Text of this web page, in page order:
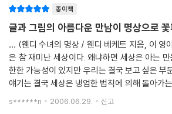
는 부지불식간에 버려지는 것이다. 그런 힘든 시
중하기란 너무 어렵다. 그런 의미에서, 모네의 이
라 혼자 아이들을 책임져야 했다. 모네는 그 상황
을 피해보려 하고 있지만, 그것은 이타적으로 훌
는 자신을 잊고 아내의 얼굴에 희미하게 비치는
종이책
글과 그림의 아름다운 만남이 명상으로
… (웬디 수녀의 명상 / 웬디 베케트 지음, 이 영아 옮
은 참 재미난 세상이다. 왜냐하면 세상은 아는
한한 가능성이 있지만 우리는 결국 보고 싶은 부
얘기는 결국 세상은 냉엄한 법칙에 의해 돌아가
아니라 심리적인 영향을 무척 많이 받는 주관적
s******n 2006.06.29. 신고